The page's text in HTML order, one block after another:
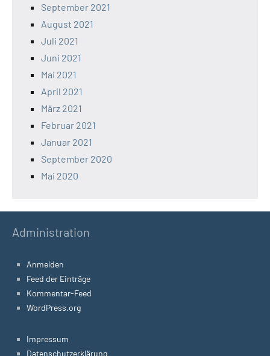
September 2021
August 2021
Juli 2021
Juni 2021
Mai 2021
April 2021
März 2021
Februar 2021
Januar 2021
September 2020
Mai 2020
Administration
Anmelden
Feed der Einträge
Kommentar-Feed
WordPress.org
Impressum
Datenschutzerklärung